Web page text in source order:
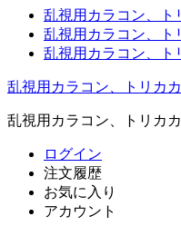
乱視用カラコン、ト
乱視用カラコン、ト
乱視用カラコン、ト
乱視用カラコン、トリカ
乱視用カラコン、トリカ
ログイン
注文履歴
お気に入り
アカウント